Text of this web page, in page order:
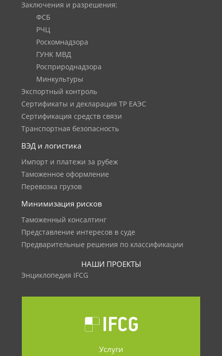
Заключения и разрешения:
ФСБ
РЧЦ
Роскомнадзора
ГУНК МВД
Росприроднадзора
Минкультуры
Экспортный контроль
Сертификаты и декларация ТР ЕАЭС
Сертификация средств связи
Транспортная безопасность
ВЭД и логистика
Импорт и платежи за рубеж
Таможенное оформление
Перевозка грузов
Минимизация рисков
Таможенный консалтинг
Представление интересов в суде
Предварительные решения по классификации
НАШИ ПРОЕКТЫ
Энциклопедия IFCG
Услуги